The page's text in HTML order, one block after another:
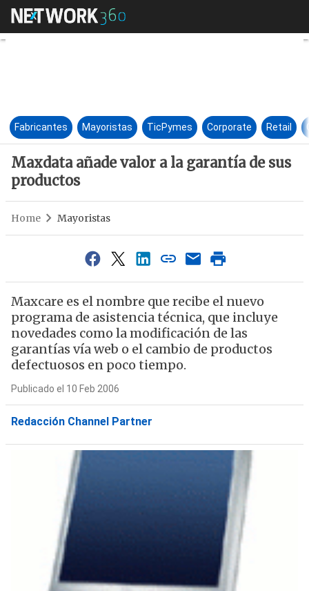
Maxdata añade valor a la
Fabricantes Mayoristas TicPymes Corporate Retail
Maxdata añade valor a la garantía de sus
productos
Home Mayoristas
Maxcare es el nombre que recibe el nuevo
programa de asistencia técnica, que incluye
novedades como la modificación de las
garantías vía web o el cambio de productos
defectuosos en poco tiempo.
Publicado el 10 Feb 2006
Redacción Channel Partner